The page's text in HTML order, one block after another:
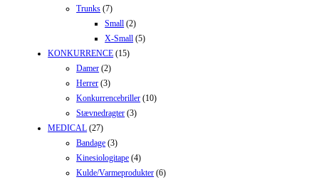
Trunks (7)
Small (2)
X-Small (5)
KONKURRENCE (15)
Damer (2)
Herrer (3)
Konkurrencebriller (10)
Stævnedragter (3)
MEDICAL (27)
Bandage (3)
Kinesiologitape (4)
Kulde/Varmeprodukter (6)